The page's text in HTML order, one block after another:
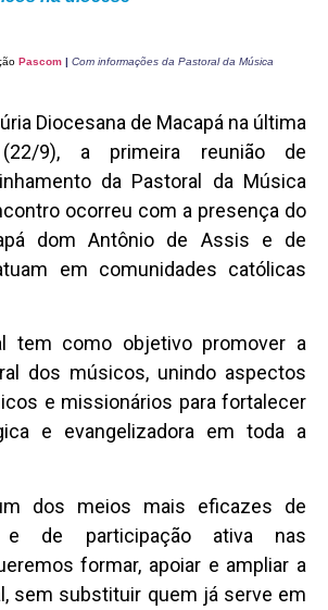
Pascom | Com informações da Pastoral da Música
Diocesana de Macapá na última
(22/9), a primeira reunião de
da Pastoral da Música
ocorreu com a presença do
dom Antônio de Assis e de
em comunidades católicas
tem como objetivo promover a
dos músicos, unindo aspectos
e missionários para fortalecer
e evangelizadora em toda a
dos meios mais eficazes de
e de participação ativa nas
formar, apoiar e ampliar a
sem substituir quem já serve em